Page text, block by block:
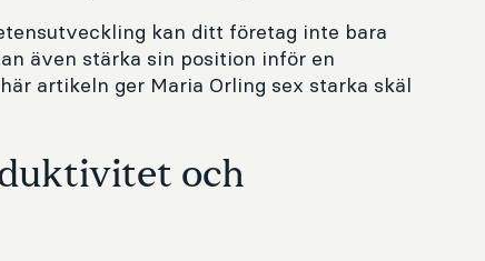
kan ditt företag inte bara
även stärka sin position inför en
artikeln ger Maria Orling sex starka skäl
och